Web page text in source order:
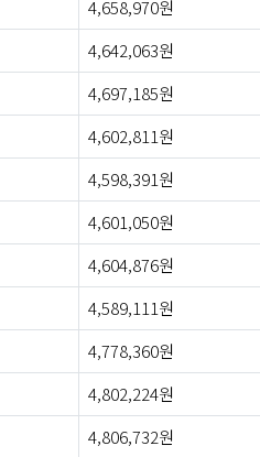
4,658,970원
4,642,063원
4,697,185원
4,602,811원
4,598,391원
4,601,050원
4,604,876원
4,589,111원
4,778,360원
4,802,224원
4,806,732원